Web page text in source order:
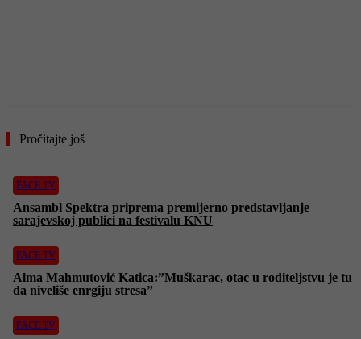
Pročitajte još
FACE TV
Ansambl Spektra priprema premijerno predstavljanje
sarajevskoj publici na festivalu KNU
FACE TV
Alma Mahmutović Katica:”Muškarac, otac u roditeljstvu je tu
da niveliše enrgiju stresa”
FACE TV